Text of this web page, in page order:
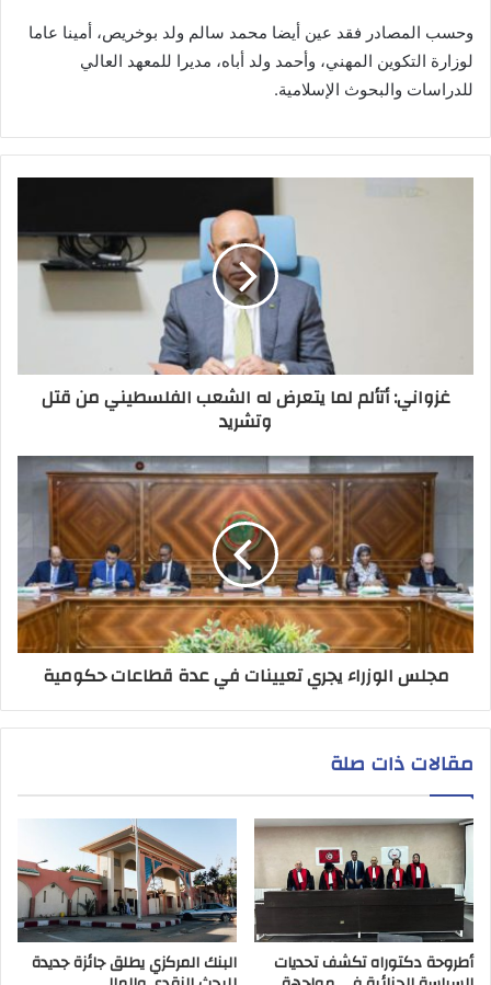
وحسب المصادر فقد عين أيضا محمد سالم ولد بوخريص، أمينا عاما
لوزارة التكوين المهني، وأحمد ولد أباه، مديرا للمعهد العالي
للدراسات والبحوث الإسلامية.
غزواني: أتألم لما يتعرض له الشعب الفلسطيني من قتل
وتشريد
مجلس الوزراء يجري تعيينات في عدة قطاعات حكومية
مقالات ذات صلة
أطروحة دكتوراه تكشف تحديات البنك المركزي يطلق جائزة جديدة